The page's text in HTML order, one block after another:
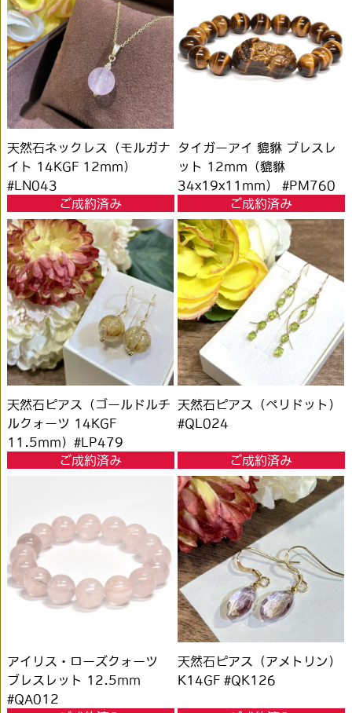
天然石ネックレス（モルガナ
イト 14KGF 12mm）
#LN043
ご成約済み
タイガーアイ 貔貅 ブレスレ
ット 12mm（貔貅
34x19x11mm） #PM760
ご成約済み
天然石ピアス（ゴールドルチ
ルクォーツ 14KGF
11.5mm）#LP479
ご成約済み
天然石ピアス（ペリドット）
#QL024
ご成約済み
アイリス・ローズクォーツ
ブレスレット 12.5mm
#QA012
天然石ピアス（アメトリン）
K14GF #QK126